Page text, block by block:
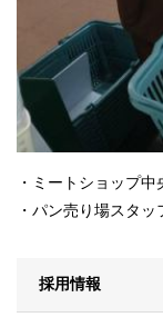
・ミートショップ
・パン売り場スタッ
採用情報